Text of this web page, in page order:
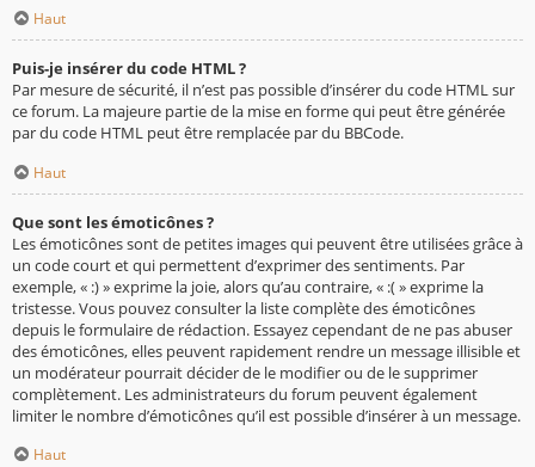
Haut
Puis-je insérer du code HTML ?
Par mesure de sécurité, il n’est pas possible d’insérer du code HTML sur
ce forum. La majeure partie de la mise en forme qui peut être générée
par du code HTML peut être remplacée par du BBCode.
Haut
Que sont les émoticônes ?
Les émoticônes sont de petites images qui peuvent être utilisées grâce à
un code court et qui permettent d’exprimer des sentiments. Par
exemple, « :) » exprime la joie, alors qu’au contraire, « :( » exprime la
tristesse. Vous pouvez consulter la liste complète des émoticônes
depuis le formulaire de rédaction. Essayez cependant de ne pas abuser
des émoticônes, elles peuvent rapidement rendre un message illisible et
un modérateur pourrait décider de le modifier ou de le supprimer
complètement. Les administrateurs du forum peuvent également
limiter le nombre d’émoticônes qu’il est possible d’insérer à un message.
Haut